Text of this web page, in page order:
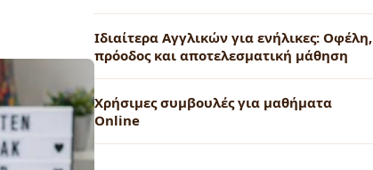
Ιδιαίτερα Αγγλικών για ενήλικες: Οφέλη,
πρόοδος και αποτελεσματική μάθηση
Χρήσιμες συμβουλές για μαθήματα
Online